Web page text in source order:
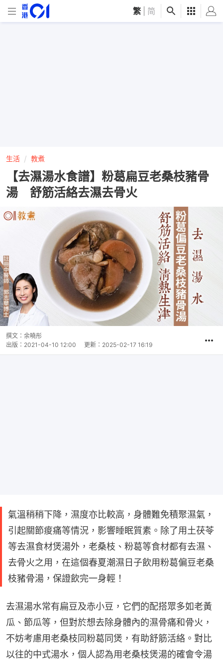
繁 简
生活 教煮
【去濕湯水食譜】粉葛扁豆老桑枝豬骨
湯 舒筋活絡去濕去骨火
撰文： 余曉彤
出版： 2021-04-10 12:00 更新： 2025-02-17 16:19
氣溫稍稍下降，濕度亦比較高，身體難免積聚濕氣，
引起關節痠痛等情況，影響睡眠質素。除了用土茯苓
等去濕食材煲湯外，老桑枝、粉葛等食材都有去濕、
去骨火之用，在這個春夏潮濕日子飲用粉葛偏豆老桑
枝豬骨湯，保證飲完一身輕！
去濕湯水常有扁豆及赤小豆，它們的配搭眾多如老黃
瓜、節瓜等，但對於想去除身體內的濕骨痛和骨火，
不妨考慮用老桑枝同粉葛同煲，有助舒筋活絡。對比
以往的中式湯水，個人認為用老桑枝煲湯的確會令湯